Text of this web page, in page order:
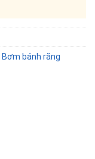
Bơm bánh răng